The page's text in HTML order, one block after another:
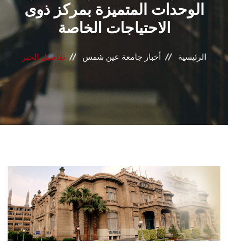
البحث العلمي
المراكز والوحدات
الأنظمة الذكية
الطلاب
هيئة التدريس
الدراسات العليا
الوحدات المتميزة بمركز ذوى
الاحتياجات الخاصة
الرئيسية أخبار جامعة عين شمس تفاصيل الخبر